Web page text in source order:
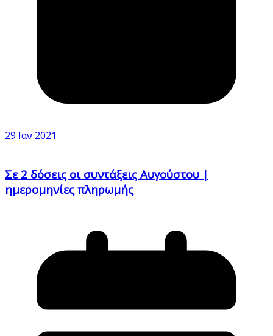
29 Ιαν 2021
Σε 2 δόσεις οι συντάξεις Αυγούστου |
ημερομηνίες πληρωμής